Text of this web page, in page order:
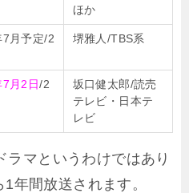
ほか
7月予定/2
堺雅人/TBS系
7月2日/2
坂口健太郎/読売
テレビ・日本テ
レビ
ラマというわけではあり
年間放送されます。